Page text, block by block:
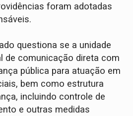
foram adotadas
questiona se a unidade
de comunicação direta com
pública para atuação em
bem como estrutura
incluindo controle de
e outras medidas